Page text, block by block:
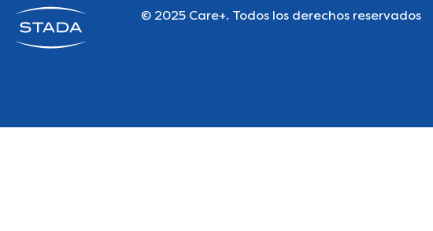
© 2025 Care+. Todos los derechos reservados